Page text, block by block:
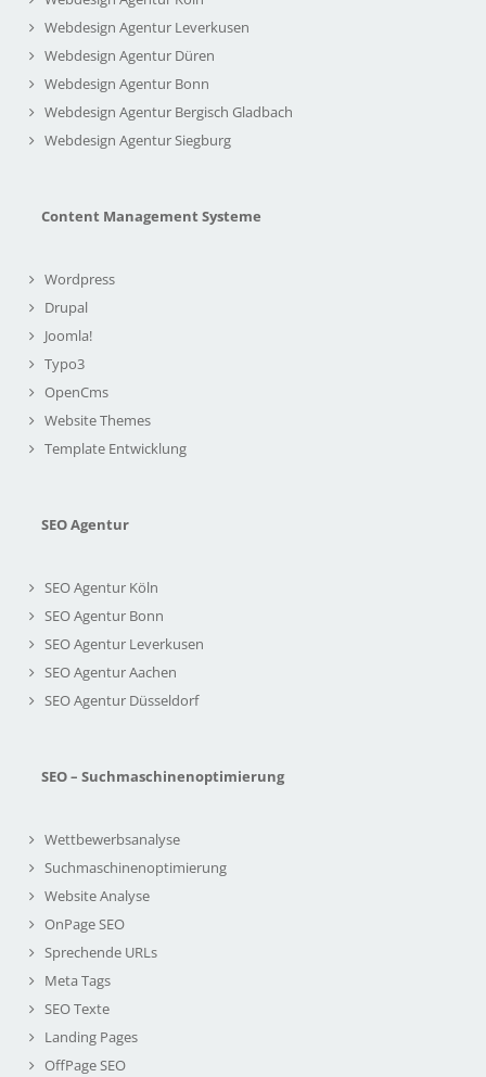
Webdesign Agentur Leverkusen
Webdesign Agentur Düren
Webdesign Agentur Bonn
Webdesign Agentur Bergisch Gladbach
Webdesign Agentur Siegburg
Content Management Systeme
Wordpress
Drupal
Joomla!
Typo3
OpenCms
Website Themes
Template Entwicklung
SEO Agentur
SEO Agentur Köln
SEO Agentur Bonn
SEO Agentur Leverkusen
SEO Agentur Aachen
SEO Agentur Düsseldorf
SEO – Suchmaschinenoptimierung
Wettbewerbsanalyse
Suchmaschinenoptimierung
Website Analyse
OnPage SEO
Sprechende URLs
Meta Tags
SEO Texte
Landing Pages
OffPage SEO